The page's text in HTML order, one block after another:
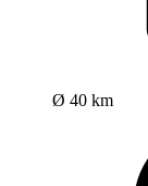
Ø 40 km